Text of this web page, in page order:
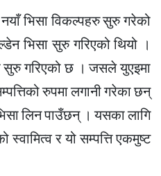
भिसा विकल्पहरु सुरु गरेको
भिसा सुरु गरिएको थियो ।
सुरु गरिएको छ । जसले युएइमा
रुपमा लगानी गरेका छन्
लिन पाउँछन् । यसका लागि
स्वामित्व र यो सम्पत्ति एकमुष्ट